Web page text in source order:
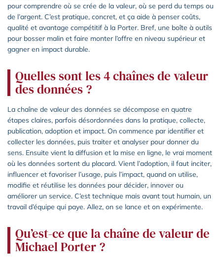
pour comprendre où se crée de la valeur, où se perd du temps ou
de l’argent. C’est pratique, concret, et ça aide à penser coûts,
qualité et avantage compétitif à la Porter. Bref, une boîte à outils
pour bosser malin et faire monter l’offre en niveau supérieur et
gagner en impact durable.
Quelles sont les 4 chaînes de valeur
des données ?
La chaîne de valeur des données se décompose en quatre
étapes claires, parfois désordonnées dans la pratique, collecte,
publication, adoption et impact. On commence par identifier et
collecter les données, puis traiter et analyser pour donner du
sens. Ensuite vient la diffusion et la mise en ligne, le vrai moment
où les données sortent du placard. Vient l’adoption, il faut inciter,
influencer et favoriser l’usage, puis l’impact, quand on utilise,
modifie et réutilise les données pour décider, innover ou
améliorer un service. C’est technique mais avant tout humain, un
travail d’équipe qui paye. Allez, on se lance et on expérimente.
Qu’est-ce que la chaîne de valeur de
Michael Porter ?